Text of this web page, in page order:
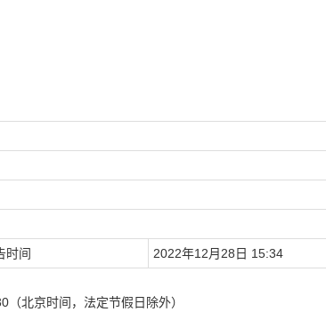
时间 2022年12月28日 15:34
北京时间，法定节假日除外）